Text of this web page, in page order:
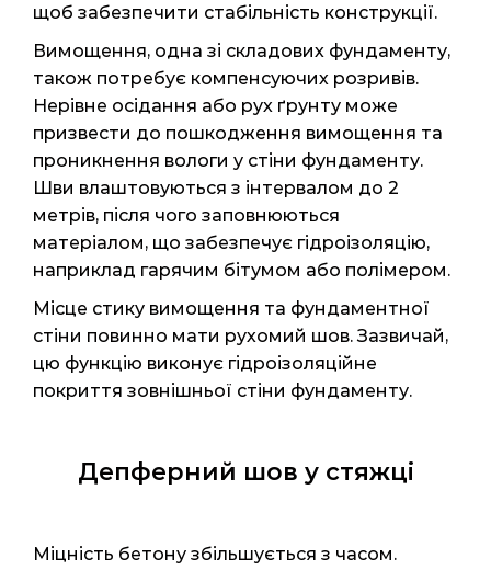
щоб забезпечити стабільність конструкції.
Вимощення, одна зі складових фундаменту,
також потребує компенсуючих розривів.
Нерівне осідання або рух ґрунту може
призвести до пошкодження вимощення та
проникнення вологи у стіни фундаменту.
Шви влаштовуються з інтервалом до 2
метрів, після чого заповнюються
матеріалом, що забезпечує гідроізоляцію,
наприклад гарячим бітумом або полімером.
Місце стику вимощення та фундаментної
стіни повинно мати рухомий шов. Зазвичай,
цю функцію виконує гідроізоляційне
покриття зовнішньої стіни фундаменту.
Депферний шов у стяжці
Міцність бетону збільшується з часом.